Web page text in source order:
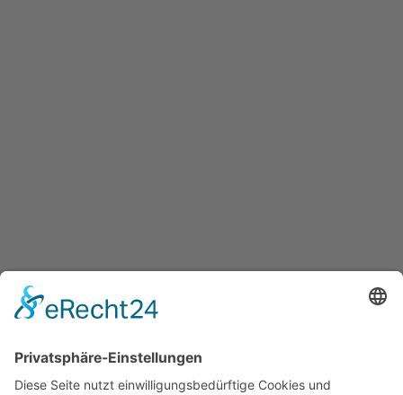
BEITRAG
Kälteanwendung in Lennestadt